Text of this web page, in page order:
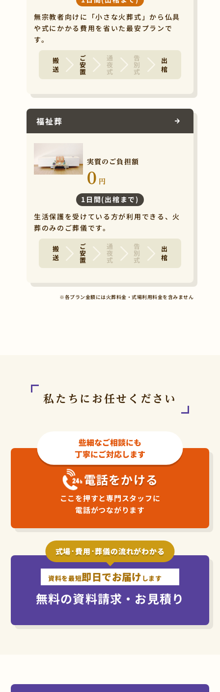
無宗教者向けに「小さな火葬式」から仏具
や式にかかる費用を省いた最安プランで
す。
搬 送 ご安置 通夜式 告別式 出 棺
福祉葬
実質のご負担額
0 円
1日間(出棺まで)
生活保護を受けている方が利用できる、火
葬のみのご葬儀です。
搬 送 ご安置 通夜式 告別式 出 棺
※各プラン金額には火葬料金・式場利用料金を含みません
私たちにお任せください
些細なご相談にも
丁寧にご対応します
ここを押すと専門スタッフに
電話がつながります
電話をかける
式場･費用･葬儀の流れがわかる
資料を最短即日でお届け します
無料の資料請求・お見積り